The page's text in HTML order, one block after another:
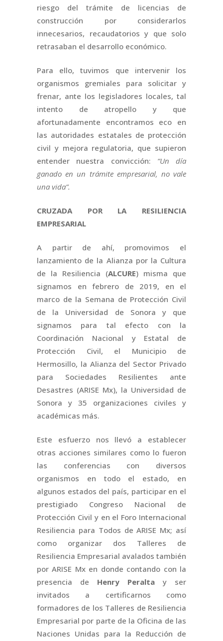
riesgo del trámite de licencias de
construcción por considerarlos
innecesarios, recaudatorios y que solo
retrasaban el desarrollo económico.
Para ello, tuvimos que intervenir los
organismos gremiales para solicitar y
frenar, ante los legisladores locales, tal
intento de atropello y que
afortunadamente encontramos eco en
las autoridades estatales de protección
civil y mejora regulatoria, que supieron
entender nuestra convicción: “Un día
ganado en un trámite empresarial, no vale
una vida”.
CRUZADA POR LA RESILIENCIA
EMPRESARIAL
A partir de ahí, promovimos el
lanzamiento de la Alianza por la Cultura
de la Resiliencia (ALCURE) misma que
signamos en febrero de 2019, en el
marco de la Semana de Protección Civil
de la Universidad de Sonora y que
signamos para tal efecto con la
Coordinación Nacional y Estatal de
Protección Civil, el Municipio de
Hermosillo, la Alianza del Sector Privado
para Sociedades Resilientes ante
Desastres (ARISE Mx), la Universidad de
Sonora y 35 organizaciones civiles y
académicas más.
Este esfuerzo nos llevó a establecer
otras acciones similares como lo fueron
las conferencias con diversos
organismos en todo el estado, en
algunos estados del país, participar en el
prestigiado Congreso Nacional de
Protección Civil y en el Foro Internacional
Resiliencia para Todos de ARISE Mx; así
como organizar dos Talleres de
Resiliencia Empresarial avalados también
por ARISE Mx en donde contando con la
presencia de Henry Peralta y ser
invitados a certificarnos como
formadores de los Talleres de Resiliencia
Empresarial por parte de la Oficina de las
Naciones Unidas para la Reducción de